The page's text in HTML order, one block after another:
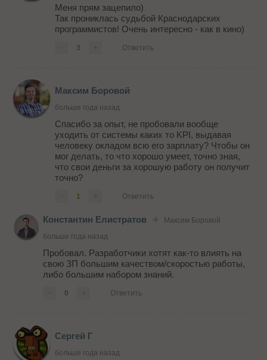
Меня прям зацепило)
Так прониклась судьбой Краснодарских
программистов! Очень интересно - как в кино)
3 Ответить
Максим Боровой
больше года назад
Спасибо за опыт, не пробовали вообще
уходить от системы каких то KPI, выдавая
человеку окладом всю его зарплату? Чтобы он
мог делать, то что хорошо умеет, точно зная,
что свои деньги за хорошую работу он получит
точно?
1 Ответить
Константин Елистратов
Максим Боровой
больше года назад
Пробовал. Разработчики хотят как-то влиять на
свою ЗП большим качеством/скоростью работы,
либо большим набором знаний.
0 Ответить
Сергей Г
больше года назад